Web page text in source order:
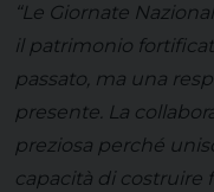
“Le Giornate
il patrimonio
passato, ma una
presente. La
preziosa perché
capacità di costruire